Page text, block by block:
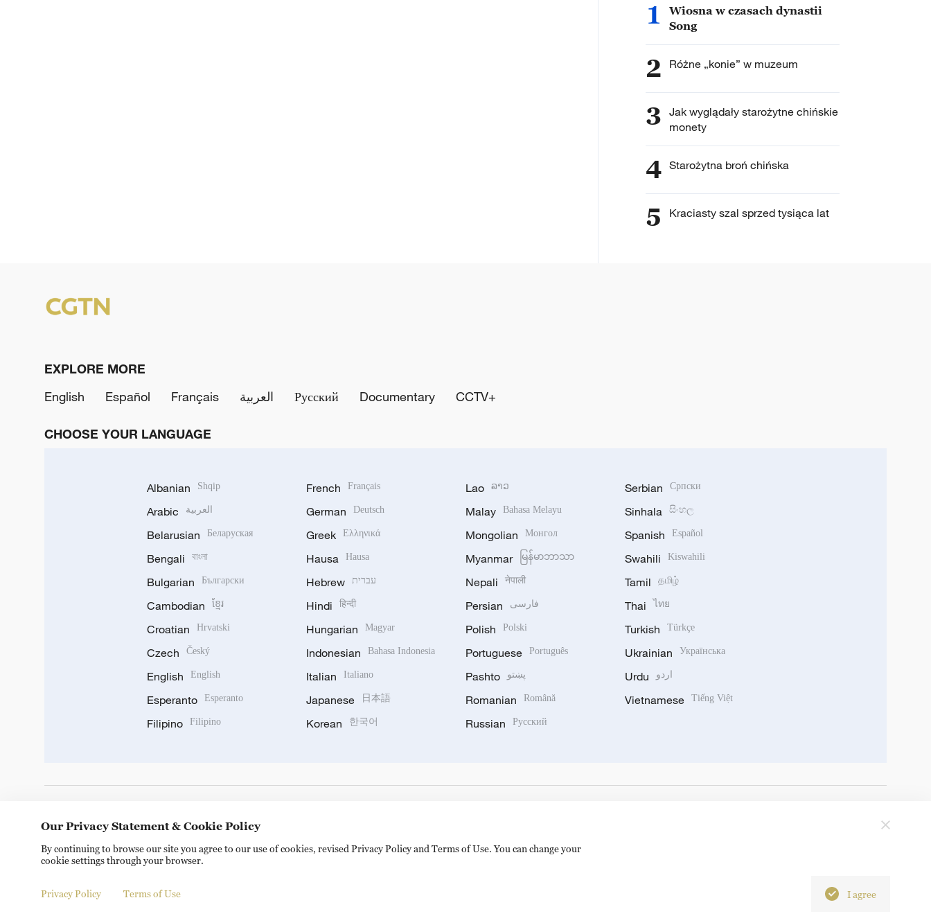
1
Wiosna w czasach dynastii
Song
2 Różne „konie” w muzeum
3 Jak wyglądały starożytne chińskie
monety
4 Starożytna broń chińska
5 Kraciasty szal sprzed tysiąca lat
EXPLORE MORE
English
Español Français العربية Русский Documentary CCTV+
CHOOSE YOUR LANGUAGE
Albanian Shqip
Arabic العربية
Belarusian Беларуская
Bengali বাংলা
Bulgarian Български
Cambodian ខ្មែរ
Croatian Hrvatski
Czech Český
English English
Esperanto Esperanto
Filipino Filipino
French Français
German Deutsch
Greek Ελληνικά
Hausa Hausa
Hebrew עברית
Hindi हिन्दी
Hungarian Magyar
Indonesian Bahasa Indonesia
Italian Italiano
Japanese 日本語
Korean 한국어
Lao ລາວ
Malay Bahasa Melayu
Mongolian Монгол
Myanmar မြန်မာဘာသာ
Nepali नेपाली
Persian فارسی
Polish Polski
Portuguese Português
Pashto پښتو
Romanian Română
Russian Русский
Serbian Српски
Sinhala සිංහල
Spanish Español
Swahili Kiswahili
Tamil தமிழ்
Thai ไทย
Turkish Türkçe
Ukrainian Українська
Urdu اردو
Vietnamese Tiếng Việt
Copyright © 2024 CGTN. 京ICP备20000184号
Our Privacy Statement & Cookie Policy
By continuing to browse our site you agree to our use of cookies, revised Privacy Policy and Terms of Use. You can change your
cookie settings through your browser.
Privacy Policy Terms of Use I agree